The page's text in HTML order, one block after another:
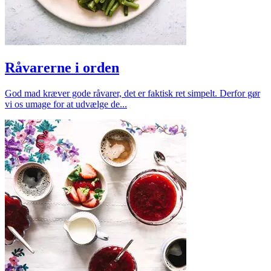
Råvarerne i orden
God mad kræver gode råvarer, det er faktisk ret simpelt. Derfor gør
vi os umage for at udvælge de...